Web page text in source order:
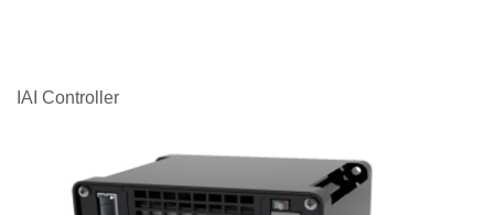
IAI Controller